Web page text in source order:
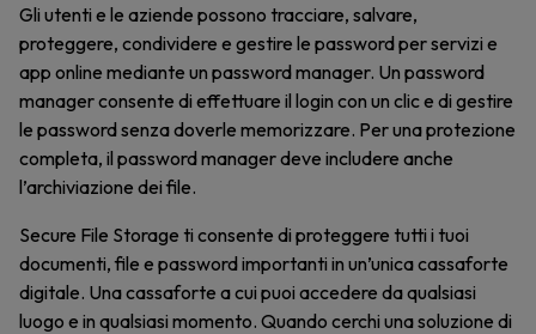
Gli utenti e le aziende possono tracciare, salvare,
proteggere, condividere e gestire le password per servizi e
app online mediante un password manager. Un password
manager consente di effettuare il login con un clic e di gestire
le password senza doverle memorizzare. Per una protezione
completa, il password manager deve includere anche
l’archiviazione dei file.
Secure File Storage ti consente di proteggere tutti i tuoi
documenti, file e password importanti in un’unica cassaforte
digitale. Una cassaforte a cui puoi accedere da qualsiasi
luogo e in qualsiasi momento. Quando cerchi una soluzione di